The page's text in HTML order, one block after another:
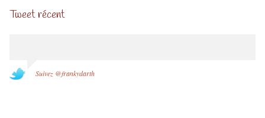
Tweet récent
Suivez @frankydarth